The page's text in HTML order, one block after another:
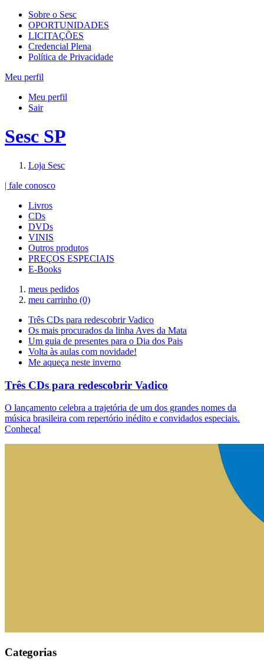
Sobre o Sesc
OPORTUNIDADES
LICITAÇÕES
Credencial Plena
Política de Privacidade
Meu perfil
Meu perfil
Sair
Sesc SP
Loja Sesc
| fale conosco
Livros
CDs
DVDs
VINIS
Outros produtos
PREÇOS ESPECIAIS
E-Books
meus pedidos
meu carrinho (0)
Três CDs para redescobrir Vadico
Os mais procurados da linha Aves da Mata
Um guia de presentes para o Dia dos Pais
Volta às aulas com novidade!
Me aqueça neste inverno
Três CDs para redescobrir Vadico
O lançamento celebra a trajetória de um dos grandes nomes da
música brasileira com repertório inédito e convidados especiais.
Conheça!
Categorias